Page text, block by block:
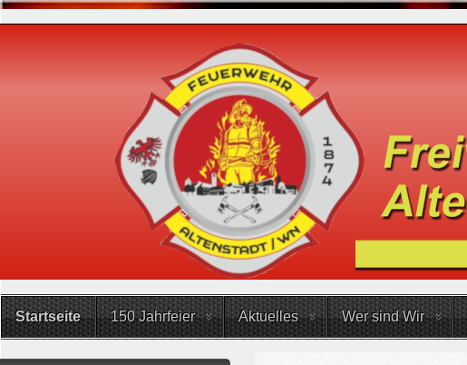
Startseite 150 Jahrfeier Aktuelles Wer sind Wir